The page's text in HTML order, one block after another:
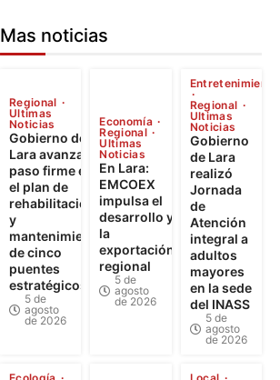
Mas noticias
Regional
Ultimas
Noticias
Gobierno de
Lara avanza a
paso firme en
el plan de
rehabilitación
y
mantenimiento
de cinco
puentes
estratégicos
5 de
agosto
de 2026
Economía
Regional
Ultimas
Noticias
En Lara:
EMCOEX
impulsa el
desarrollo y
la
exportación
regional
5 de
agosto
de 2026
Entretenimiento
Regional
Ultimas
Noticias
Gobierno
de Lara
realizó
Jornada
de
Atención
integral a
adultos
mayores
en la sede
del INASS
5 de
agosto
de 2026